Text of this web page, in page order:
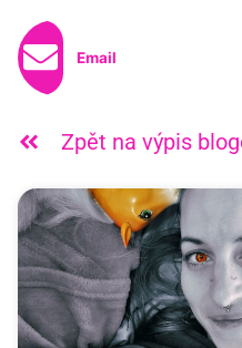
Email
Zpět na výpis